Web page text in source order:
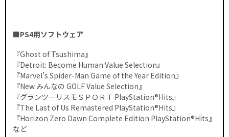
■PS4用ソフトウェア
『Ghost of Tsushima』
『Detroit: Become Human Value Selection』
『Marvel’s Spider-Man Game of the Year Edition』
『New みんなの GOLF Value Selection』
『グランツーリスモＳＰＯＲＴ PlayStation®Hits』
『The Last of Us Remastered PlayStation®Hits』
『Horizon Zero Dawn Complete Edition PlayStation®Hits』
など